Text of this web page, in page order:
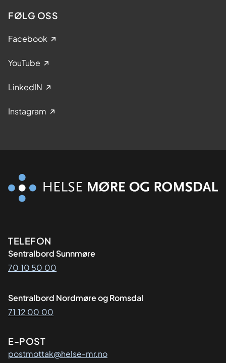
FØLG OSS
Facebook
YouTube
LinkedIN
Instagram
Kontaktinformasjon
TELEFON
Sentralbord Sunnmøre
70 10 50 00
Sentralbord Nordmøre og Romsdal
71 12 00 00
E-POST
postmottak@helse-mr.no